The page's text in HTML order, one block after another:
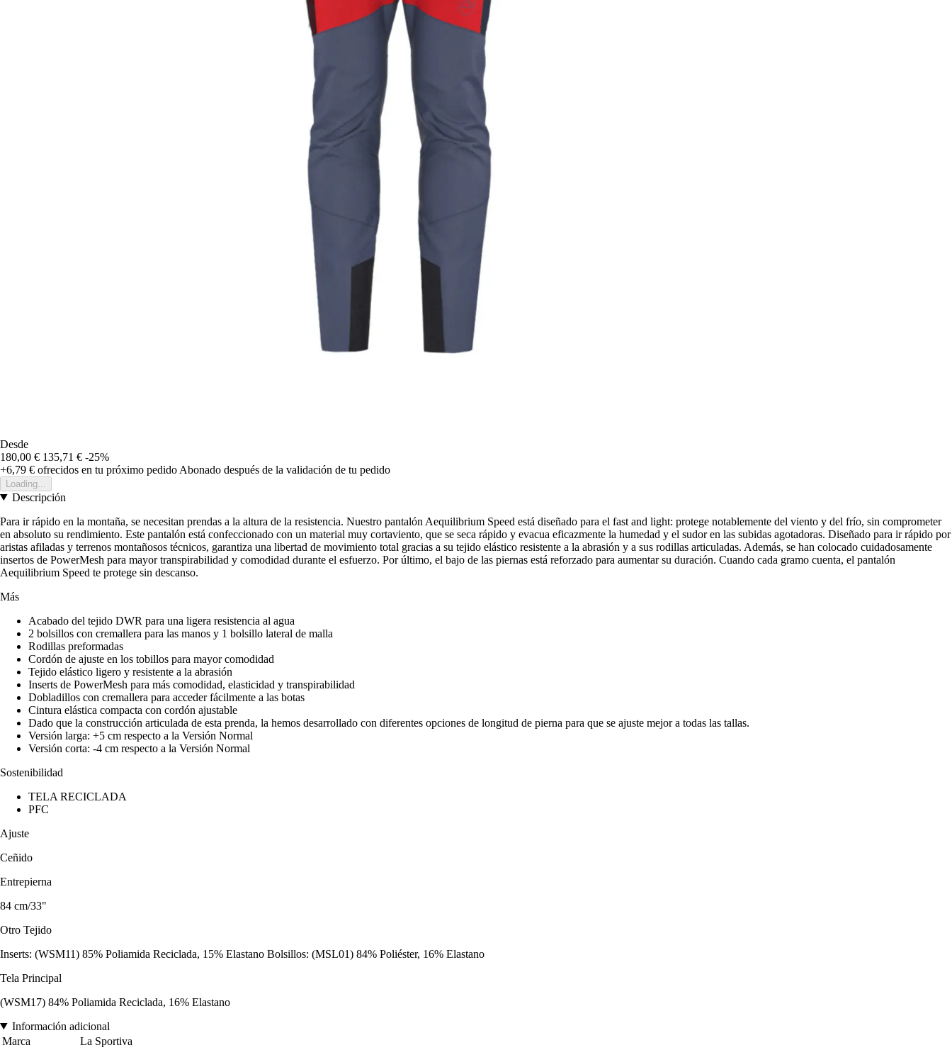
Desde
180,00 € 135,71 € -25%
+6,79 € ofrecidos en tu próximo pedido Abonado después de la validación de tu pedido
Loading...
Descripción
Para ir rápido en la montaña, se necesitan prendas a la altura de la resistencia. Nuestro pantalón Aequilibrium Speed está diseñado para el fast and light: protege notablemente del viento y del frío, sin comprometer
en absoluto su rendimiento. Este pantalón está confeccionado con un material muy cortaviento, que se seca rápido y evacua eficazmente la humedad y el sudor en las subidas agotadoras. Diseñado para ir rápido por
aristas afiladas y terrenos montañosos técnicos, garantiza una libertad de movimiento total gracias a su tejido elástico resistente a la abrasión y a sus rodillas articuladas. Además, se han colocado cuidadosamente
insertos de PowerMesh para mayor transpirabilidad y comodidad durante el esfuerzo. Por último, el bajo de las piernas está reforzado para aumentar su duración. Cuando cada gramo cuenta, el pantalón
Aequilibrium Speed te protege sin descanso.
Más
Acabado del tejido DWR para una ligera resistencia al agua
2 bolsillos con cremallera para las manos y 1 bolsillo lateral de malla
Rodillas preformadas
Cordón de ajuste en los tobillos para mayor comodidad
Tejido elástico ligero y resistente a la abrasión
Inserts de PowerMesh para más comodidad, elasticidad y transpirabilidad
Dobladillos con cremallera para acceder fácilmente a las botas
Cintura elástica compacta con cordón ajustable
Dado que la construcción articulada de esta prenda, la hemos desarrollado con diferentes opciones de longitud de pierna para que se ajuste mejor a todas las tallas.
Versión larga: +5 cm respecto a la Versión Normal
Versión corta: -4 cm respecto a la Versión Normal
Sostenibilidad
TELA RECICLADA
PFC
Ajuste
Ceñido
Entrepierna
84 cm/33"
Otro Tejido
Inserts: (WSM11) 85% Poliamida Reciclada, 15% Elastano Bolsillos: (MSL01) 84% Poliéster, 16% Elastano
Tela Principal
(WSM17) 84% Poliamida Reciclada, 16% Elastano
Información adicional
Marca
La Sportiva